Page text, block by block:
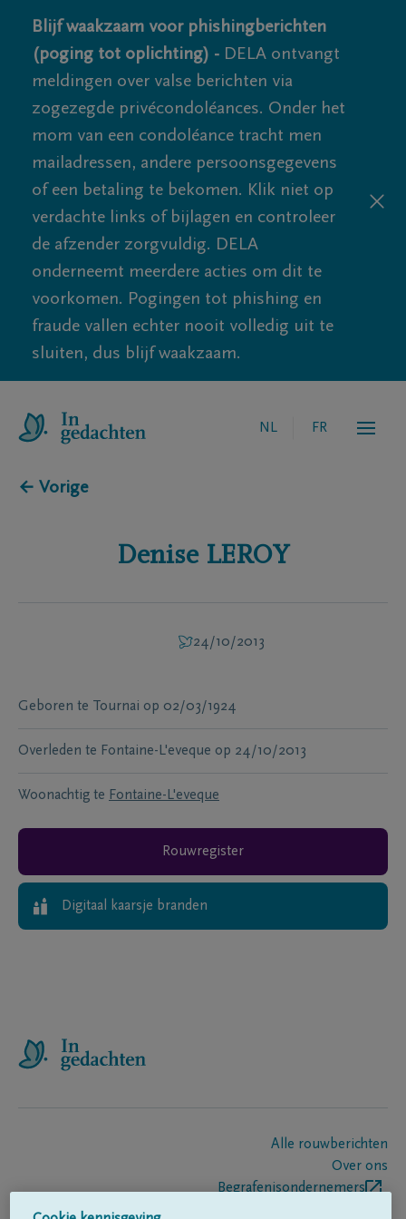
Blijf waakzaam voor phishingberichten
(poging tot oplichting) - DELA ontvangt
meldingen over valse berichten via
zogezegde privécondoléances. Onder het
mom van een condoléance tracht men
mailadressen, andere persoonsgegevens
of een betaling te bekomen. Klik niet op
verdachte links of bijlagen en controleer
de afzender zorgvuldig. DELA
onderneemt meerdere acties om dit te
voorkomen. Pogingen tot phishing en
fraude vallen echter nooit volledig uit te
sluiten, dus blijf waakzaam.
NL FR
← Vorige
Denise LEROY
24/10/2013
Geboren te Tournai op 02/03/1924
Overleden te Fontaine-L'eveque op 24/10/2013
Woonachtig te Fontaine-L'eveque
Rouwregister
Digitaal kaarsje branden
Alle rouwberichten
Over ons
Begrafenisondernemers